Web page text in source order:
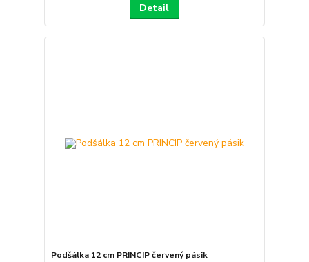
Detail
Podšálka 12 cm PRINCIP červený pásik